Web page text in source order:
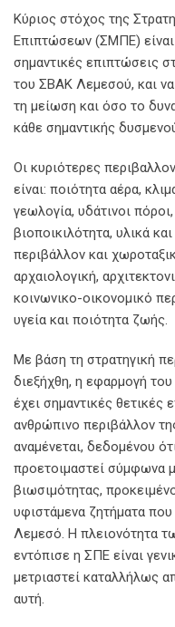
Κύριος στόχος της
Επιπτώσεων (ΣΜΠΕ) είναι
σημαντικές επιπτώσεις
του ΣΒΑΚ Λεμεσού, και
τη μείωση και όσο το
κάθε σημαντικής
Οι κυριότερες
είναι: ποιότητα αέρα,
γεωλογία, υδάτινοι
βιοποικιλότητα, υλικά
περιβάλλον και
αρχαιολογική,
κοινωνικο-οικονομικό
υγεία και ποιότητα ζωής.
Με βάση τη στρατηγική
διεξήχθη, η εφαρμογή
έχει σημαντικές θετικές
ανθρώπινο περιβάλλον
αναμένεται, δεδομένου
προετοιμαστεί σύμφωνα
βιωσιμότητας,
υφιστάμενα ζητήματα
Λεμεσό. Η πλειονότητα
εντόπισε η ΣΠΕ είναι
μετριαστεί καταλλήλως
αυτή.